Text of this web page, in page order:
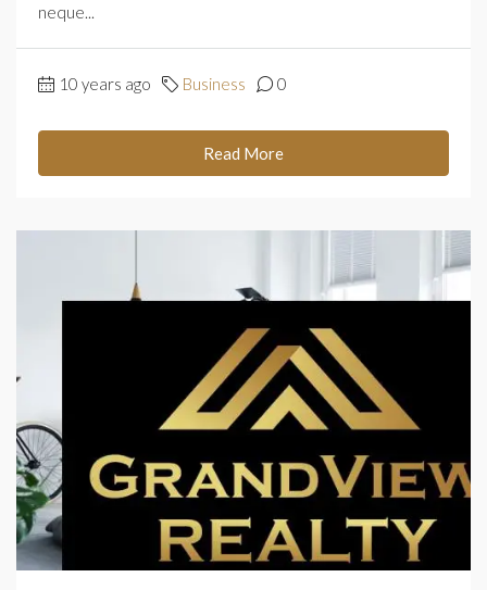
neque...
10 years ago Business 0
Read More